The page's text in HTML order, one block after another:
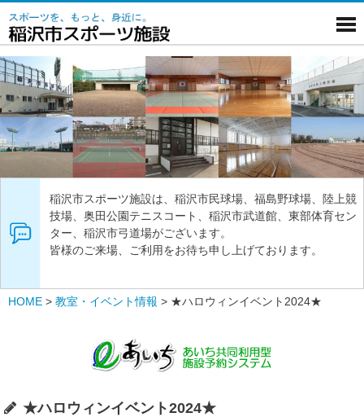
稲沢市スポーツ施設は、稲沢市民球場、福島野球場、陸上競
技場、奥田公園テニスコート、稲沢市武道館、東部体育セン
ター、稲沢市弓道場がございます。
皆様のご来場、ご利用をお待ち申し上げております。
HOME > 教室・イベント情報 > ★ハロウィンイベント2024★
★ハロウィンイベント2024★